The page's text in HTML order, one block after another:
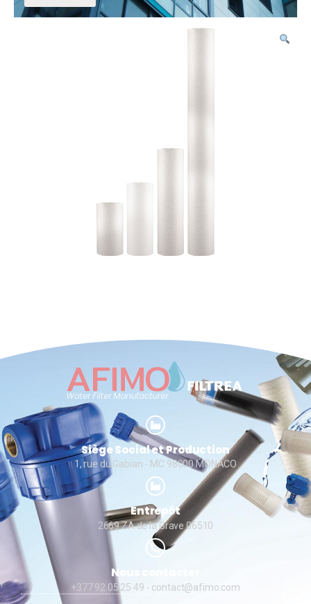
Siège Social et Production
1, rue du Gabian - MC 98000 MONACO
Entrepôt
2669 ZA de la Grave 06510
Nous contacter
+377 92 05 25 49 - contact@afimo.com